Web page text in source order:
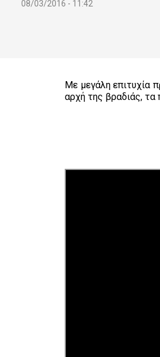
08/03/2016 - 11:42
Με μεγάλη επιτυχία
αρχή της βραδιάς, τα